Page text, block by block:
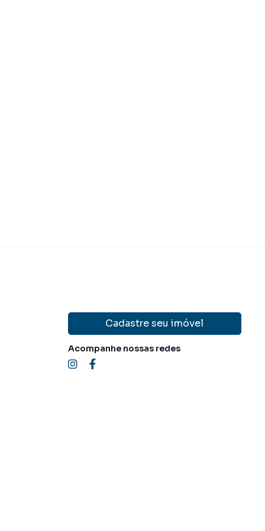
Cadastre seu imóvel
Acompanhe nossas redes